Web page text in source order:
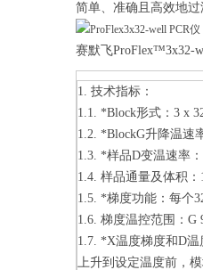
简单、准确且高效地
赛默飞ProFlex™3x32-
1. 技术指标：
1.1. *Block形式：3 x
1.2. *BlockG升降温速
1.3. *样品D变温速率
1.4. 样品通量及体积
1.5. *梯度功能：每个
1.6. 梯度温控范围：
1.7. *X温度梯度和D
上升到设定温度前